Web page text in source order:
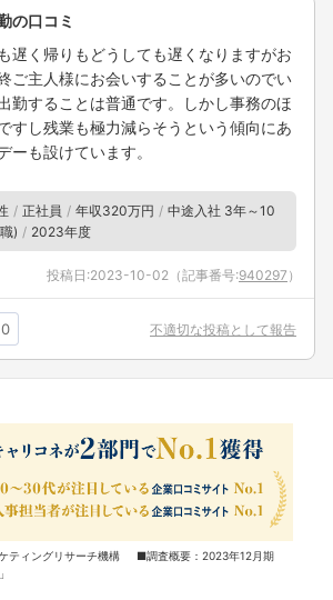
の口コミ
遅く帰りもどうしても遅くなりますがお
ご主人様にお会いすることが多いのでい
勤することは普通です。しかし事務のほ
すし残業も極力減らそうという傾向にあ
ーも設けています。
正社員 年収320万円
中途入社 3年～10
)
2023年度
投稿日:2023-10-02 （記事番号:940297 ）
0 不適切な投稿として報告
ティングリサーチ機構 ■調査概要：2023年12月期